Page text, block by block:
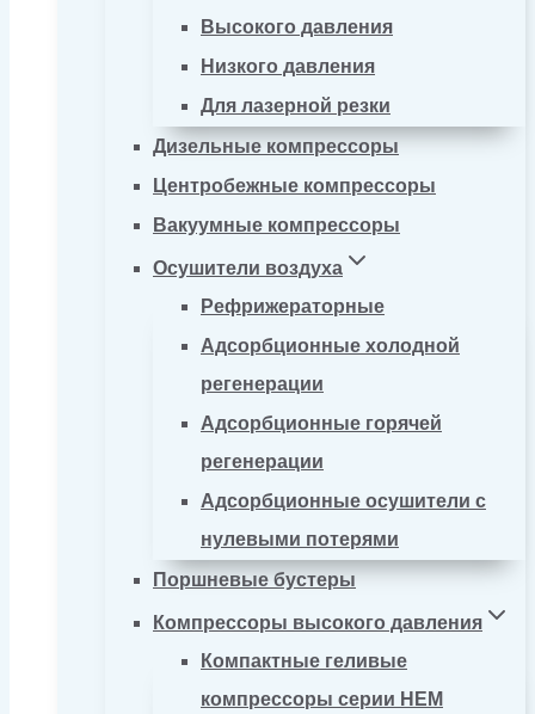
Высокого давления
Низкого давления
Для лазерной резки
Дизельные компрессоры
Центробежные компрессоры
Вакуумные компрессоры
Осушители воздуха
Рефрижераторные
Адсорбционные холодной
регенерации
Адсорбционные горячей
регенерации
Адсорбционные осушители с
нулевыми потерями
Поршневые бустеры
Компрессоры высокого давления
Компактные геливые
компрессоры серии HEM